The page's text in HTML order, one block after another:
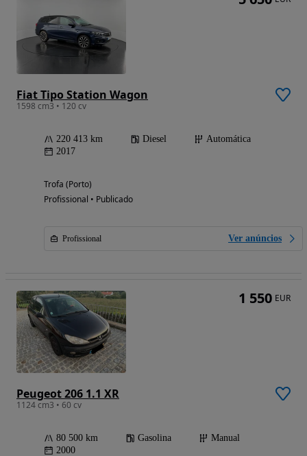
Fiat Tipo Station Wagon
1598 cm3 • 120 cv
220 413 km Diesel
Automática
2017
Trofa (Porto)
Profissional • Publicado
Profissional Ver anúncios
Peugeot 206 1.1 XR
1124 cm3 • 60 cv
80 500 km Gasolina
Manual
2000
1 550 EUR